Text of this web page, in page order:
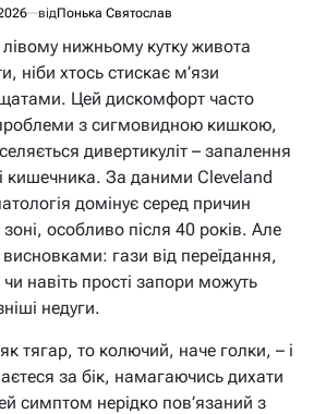
відПонька Святослав
нижньому кутку живота
ніби хтось стискає м’язи
Цей дискомфорт часто
з сигмовидною кишкою,
дивертикуліт – запалення
кишечника. За даними Cleveland
домінує серед причин
особливо після 40 років. Але
гази від переїдання,
навіть прості запори можуть
недуги.
тягар, то колючий, наче голки, – і
за бік, намагаючись дихати
симптом нерідко пов’язаний з